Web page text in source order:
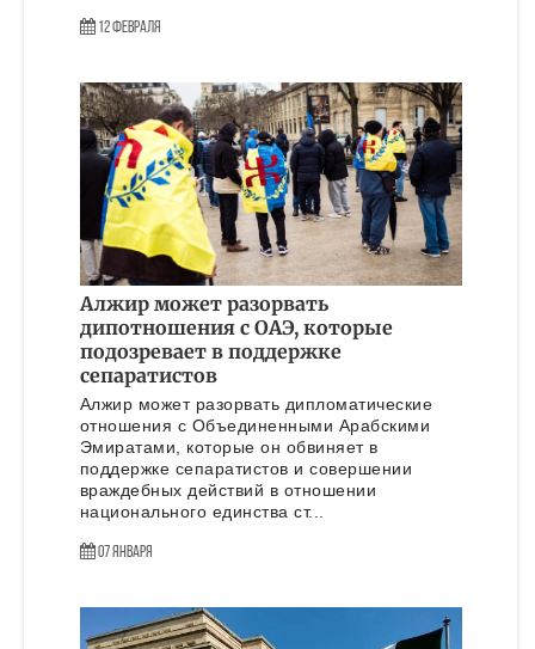
12 Февраля
Алжир может разорвать
дипотношения с ОАЭ, которые
подозревает в поддержке
сепаратистов
Алжир может разорвать дипломатические
отношения с Объединенными Арабскими
Эмиратами, которые он обвиняет в
поддержке сепаратистов и совершении
враждебных действий в отношении
национального единства ст...
07 Января